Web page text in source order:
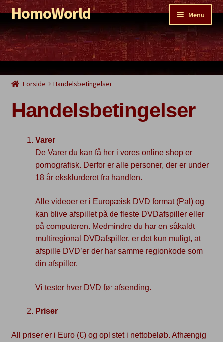
Spring
til
navigation
Spring
til
indhold
HomoWorld Menu
Shop
PornoWorld
EroticWorld
ShittyWorld
Forside Handelsbetingelser
Handelsbetingelser
Varer
De Varer du kan få her i vores online shop er
pornografisk. Derfor er alle personer, der er under
18 år eksklurderet fra handlen.
Alle videoer er i Europæisk DVD format (Pal) og
kan blive afspillet på de fleste DVDafspiller eller
på computeren. Medmindre du har en såkaldt
multiregional DVDafspiller, er det kun muligt, at
afspille DVD’er der har samme regionkode som
din afspiller.
Vi tester hver DVD før afsending.
Priser
All priser er i Euro (€) og oplistet i nettobeløb. Afhængig